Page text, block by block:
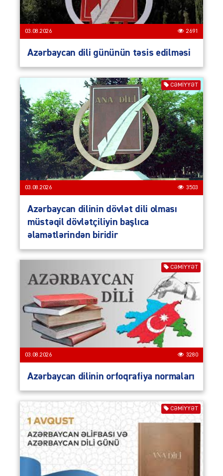
03.08.2026 2691
Azərbaycan dili gününün təsis edilməsi
CƏMIYYƏT
03.08.2026 3503
Azərbaycan dilinin dövlət dili olması
müstəqil dövlətçiliyin başlıca
əlamətlərindən biridir
CƏMIYYƏT
03.08.2026 3280
Azərbaycan dilinin orfoqrafiya normaları
CƏMIYYƏT